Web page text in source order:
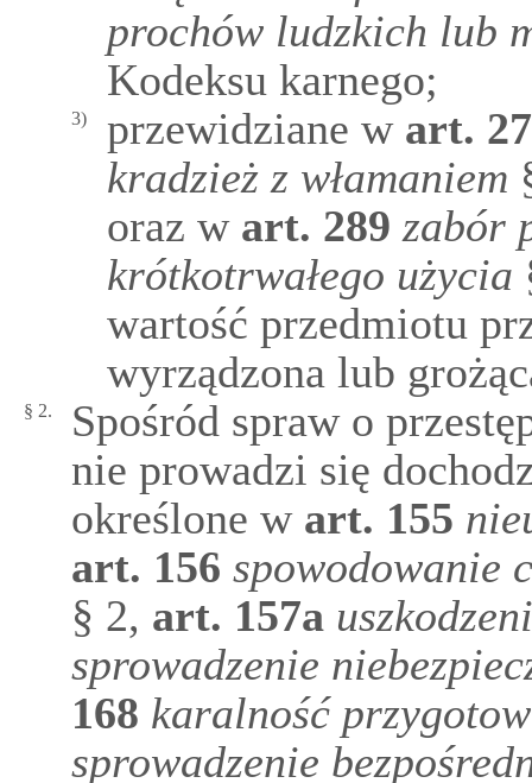
prochów ludzkich lub
Kodeksu karnego;
3) przewidziane wart.
kradzież z włamaniem
oraz wart. 289 zabór
krótkotrwałego użycia
wartość przedmiotu
wyrządzona lub
§ 2.
Spośród spraw o
nie prowadzi się
określone wart. 155
art. 156 spowodowanie
§ 2, art. 157a
sprowadzenie
168 karalność
sprowadzenie